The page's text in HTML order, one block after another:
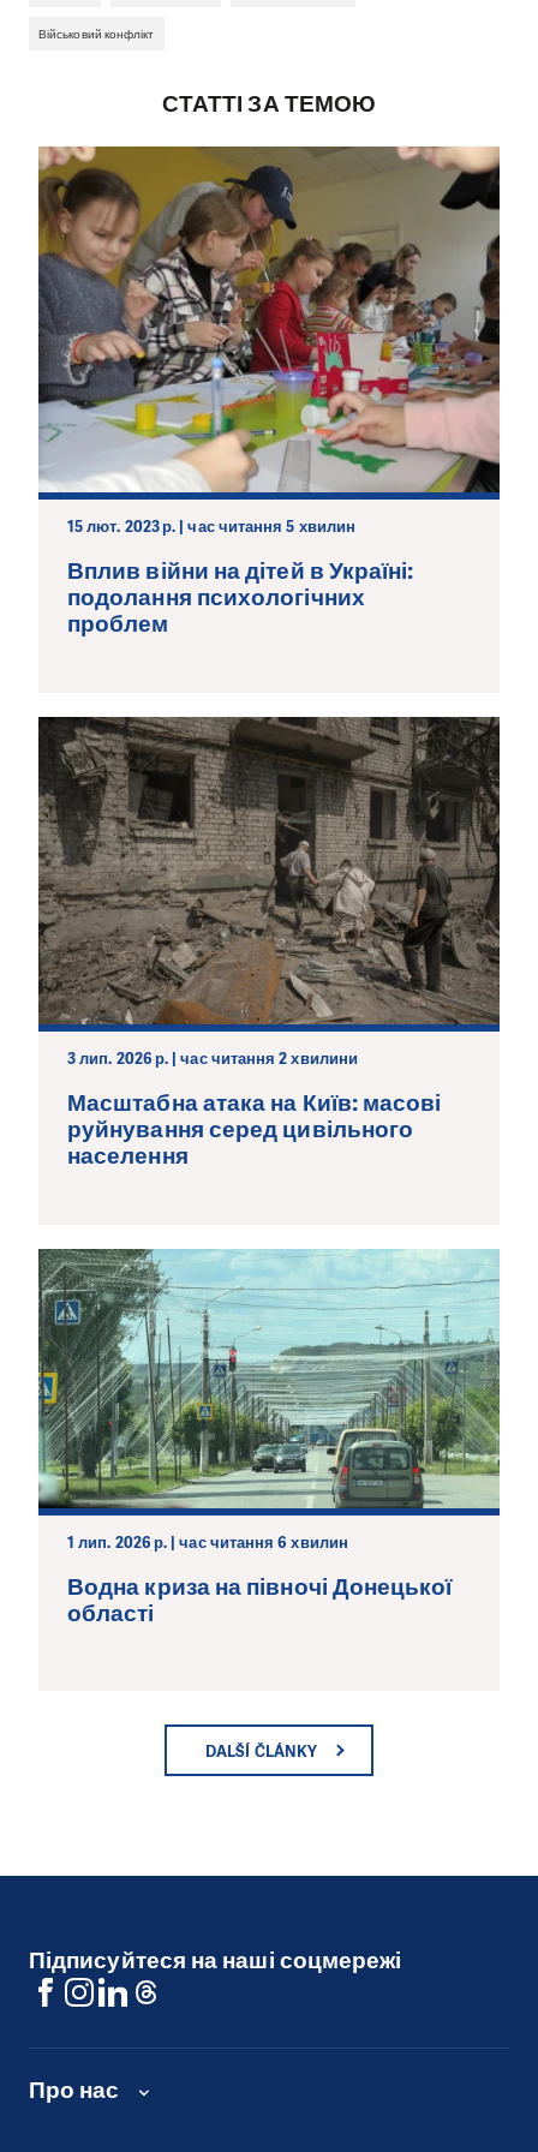
Військовий конфлікт
СТАТТІ ЗА ТЕМОЮ
15 лют. 2023 р. | час читання 5 хвилин
Вплив війни на дітей в Україні:
подолання психологічних
проблем
3 лип. 2026 р. | час читання 2 хвилини
Масштабна атака на Київ: масові
руйнування серед цивільного
населення
1 лип. 2026 р. | час читання 6 хвилин
Водна криза на півночі Донецької
області
DALŠÍ ČLÁNKY
Підписуйтеся на наші соцмережі
Про нас